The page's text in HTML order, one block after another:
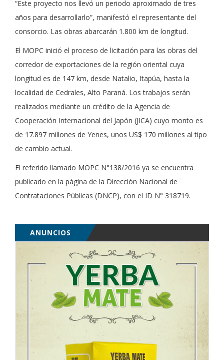
“Este proyecto nos llevó un periodo aproximado de tres
años para desarrollarlo”, manifestó el representante del
consorcio. Las obras abarcarán 1.800 km de longitud.
El MOPC inició el proceso de licitación para las obras del
corredor de exportaciones de la región oriental cuya
longitud es de 147 km, desde Natalio, Itapúa, hasta la
localidad de Cedrales, Alto Paraná. Los trabajos serán
realizados mediante un crédito de la Agencia de
Cooperación Internacional del Japón (JICA) cuyo monto es
de 17.897 millones de Yenes, unos US$ 170 millones al tipo
de cambio actual.
El referido llamado MOPC N°138/2016 ya se encuentra
publicado en la página de la Dirección Nacional de
Contrataciones Públicas (DNCP), con el ID N° 318719.
ANUNCIOS